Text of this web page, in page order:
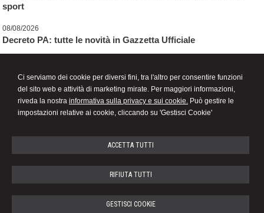
Ci serviamo dei cookie per diversi fini, tra l'altro per consentire funzioni
del sito web e attività di marketing mirate. Per maggiori informazioni,
riveda la nostra informativa sulla privacy e sui cookie. Può gestire le
impostazioni relative ai cookie, cliccando su 'Gestisci Cookie'
ACCETTA TUTTI
RIFIUTA TUTTI
GESTISCI COOKIE
sport
08/08/2026
Decreto PA: tutte le novità in Gazzetta Ufficiale
News dello studio
Online il nuovo sito web dello studio
Emanuela Beretta
STUDIO COMMERCIALISTA
Veduggio Con Colzano 20837,